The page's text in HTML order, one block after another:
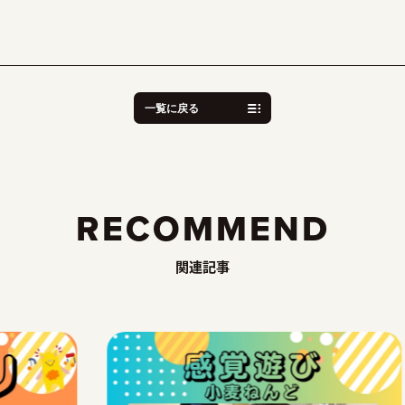
一覧に戻る
RECOMMEND
関連記事